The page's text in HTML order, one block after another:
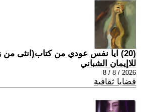
(20) ايا نفس عودي من كتاب(انثى من زمن آخر)
للاإيمان الشباني
2026 / 8 / 8
قضايا ثقافية